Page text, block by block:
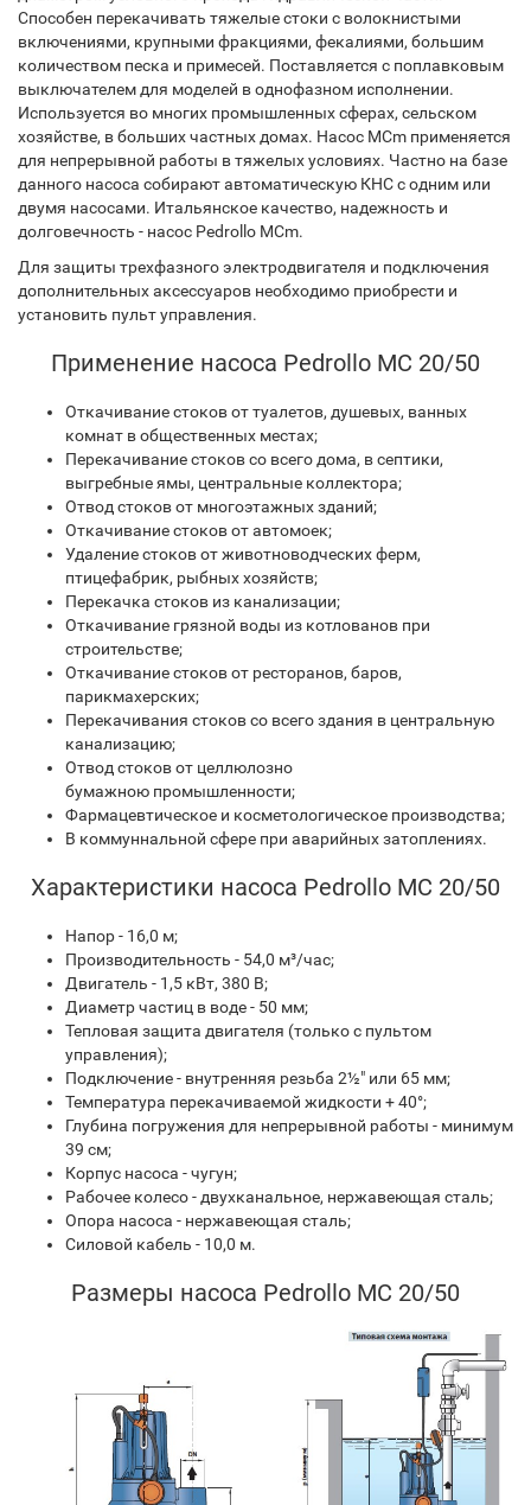
Способен перекачивать тяжелые стоки с волокниcтыми
включениями, крупными фракциями, фекалиями, большим
количеством песка и примесей. Поставляется с поплавковым
выключателем для моделей в однофазном исполнении.
Используется во многих промышленных сферах, сельском
хозяйстве, в больших частных домах. Насос MCm применяется
для непрерывной работы в тяжелых условиях. Частно на базе
данного насоса собирают автоматическую КНС с одним или
двумя насосами. Итальянское качество, надежность и
долговечность - насос Pedrollo MCm.
Для защиты трехфазного электродвигателя и подключения
дополнительных аксессуаров необходимо приобрести и
установить пульт управления.
Применение насоса Pedrollo MC 20/50
Откачивание стоков от туалетов, душевых, ванных
комнат в общественных местах;
Перекачивание стоков со всего дома, в септики,
выгребные ямы, центральные коллектора;
Отвод стоков от многоэтажных зданий;
Откачивание стоков от автомоек;
Удаление стоков от животноводческих ферм,
птицефабрик, рыбных хозяйств;
Перекачка стоков из канализации;
Откачивание грязной воды из котлованов при
строительстве;
Откачивание стоков от ресторанов, баров,
парикмахерских;
Перекачивания стоков со всего здания в центральную
канализацию;
Отвод стоков от целлюлозно
бумажною промышленности;
Фармацевтическое и косметологическое производства;
В коммуннальной сфере при аварийных затоплениях.
Характеристики насоса Pedrollo MC 20/50
Напор - 16,0 м;
Производительность - 54,0 м³/час;
Двигатель - 1,5 кВт, 380 В;
Диаметр частиц в воде - 50 мм;
Тепловая защита двигателя (только с пультом
управления);
Подключение - внутренняя резьба 2½" или 65 мм;
Температура перекачиваемой жидкости + 40°;
Глубина погружения для непрерывной работы - минимум
39 см;
Корпус насоса - чугун;
Рабочее колесо - двухканальное, нержавеющая сталь;
Опора насоса - нержавеющая сталь;
Силовой кабель - 10,0 м.
Размеры насоса Pedrollo MC 20/50